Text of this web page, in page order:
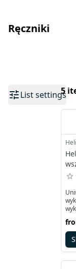
Ręczniki
List settings
5
go
w